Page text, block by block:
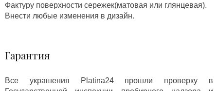
Фактуру поверхности сережек(матовая или глянцевая).
Внести любые изменения в дизайн.
Гарантия
Все украшения Platina24 прошли проверку в